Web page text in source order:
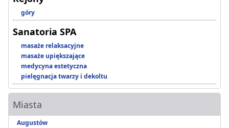
góry
Sanatoria SPA
masaże relaksacyjne
masaże upiększające
medycyna estetyczna
pielęgnacja twarzy i dekoltu
Miasta
Augustów